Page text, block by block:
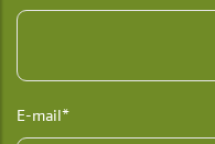
E-mail*